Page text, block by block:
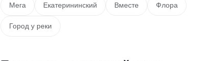
Мега Екатерининский Вместе Флора
Город у реки